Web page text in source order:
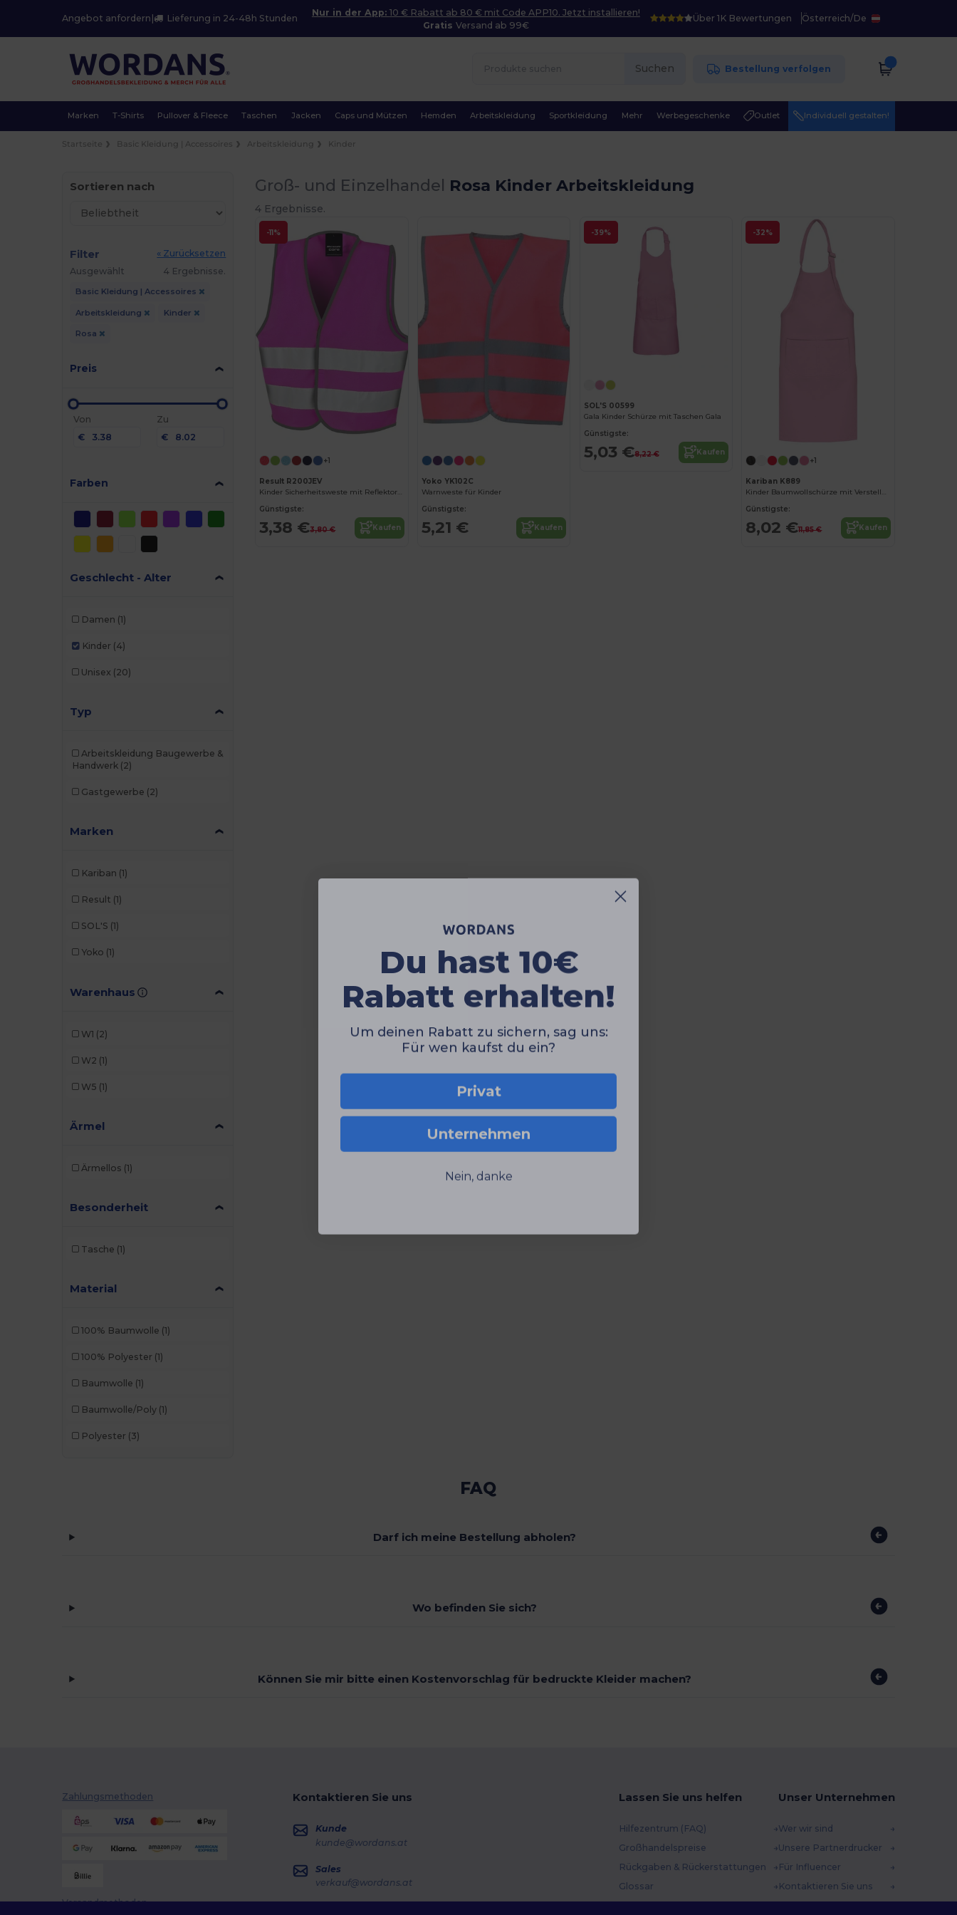
Angebot anfordern Lieferung in 24-48h Stunden
Nur in der App: 10 € Rabatt ab 80 € mit Code APP10. Jetzt installieren!
Gratis Versand ab 99€
Über 1K Bewertungen Österreich/De
Suchen Bestellung verfolgen
Marken T-Shirts Pullover & Fleece Taschen Jacken Caps und Mützen Hemden Arbeitskleidung Sportkleidung Mehr Werbegeschenke Outlet Individuell gestalten!
Startseite Basic Kleidung | Accessoires Arbeitskleidung Kinder
Sortieren nach
Filter
« Zurücksetzen
Ausgewählt
4 Ergebnisse.
Basic Kleidung | Accessoires
Arbeitskleidung Kinder
Rosa
Preis
Von
€
Zu
€
Farben
Geschlecht - Alter
Damen (1)
Kinder (4)
Unisex (20)
Typ
Arbeitskleidung Baugewerbe &
Handwerk (2)
Gastgewerbe (2)
Marken
Kariban (1)
Result (1)
SOL'S (1)
Yoko (1)
Warenhaus
W1 (2)
W2 (1)
W5 (1)
Ärmel
Ärmellos (1)
Besonderheit
Tasche (1)
Material
100% Baumwolle (1)
100% Polyester (1)
Baumwolle (1)
Baumwolle/Poly (1)
Polyester (3)
Groß- und Einzelhandel Rosa Kinder Arbeitskleidung
4 Ergebnisse.
-11%
+1
Result R200JEV
Kinder Sicherheitsweste mit Reflektoren
Günstigste:
3,38 €3,80 € Kaufen
Yoko YK102C
Warnweste für Kinder
Günstigste:
5,21 € Kaufen
-39%
SOL'S 00599
Gala Kinder Schürze mit Taschen Gala
Günstigste:
5,03 €8,22 € Kaufen
-32%
+1
Kariban K889
Kinder Baumwollschürze mit Verstellbarem Nackengurt
Günstigste:
8,02 €11,85 € Kaufen
FAQ
Darf ich meine Bestellung abholen?
Wo befinden Sie sich?
Können Sie mir bitte einen Kostenvorschlag für bedruckte Kleider machen?
Zahlungsmethoden
Versandmethoden
Kontaktieren Sie uns
Kunde
kunde@wordans.at
Sales
verkauf@wordans.at
Lassen Sie uns helfen
Hilfezentrum (FAQ)
Großhandelspreise
Rückgaben & Rückerstattungen
Glossar
Unser Unternehmen
Wer wir sind
Unsere Partnerdrucker
Für Influencer
Kontaktieren Sie uns
Du hast 10€
Rabatt erhalten!
Für wen kaufst du ein?
Privat
Unternehmen